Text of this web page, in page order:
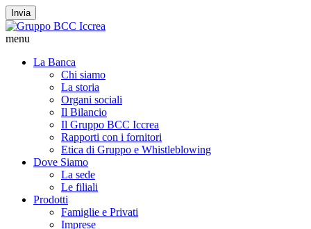
Invia
menu
La Banca
Chi siamo
La storia
Organi sociali
Il Bilancio
Il Gruppo BCC Iccrea
Rapporti con i fornitori
Etica di Gruppo e Whistleblowing
Dove Siamo
La sede
Le filiali
Prodotti
Famiglie e Privati
Imprese